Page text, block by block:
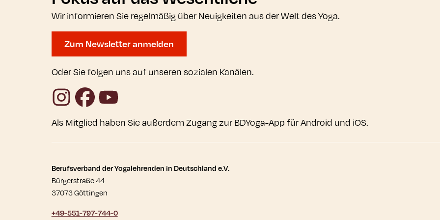
Wir informieren Sie regelmäßig über Neuigkeiten aus der Welt des Yoga.
Zum Newsletter anmelden
Oder Sie folgen uns auf unseren sozialen Kanälen.
InstagramFacebook
YouTube
Als Mitglied haben Sie außerdem Zugang zur BDYoga-App für Android und iOS.
Kontaktdaten und weitere Links
Berufsverband der Yogalehrenden in Deutschland e.V.
Bürgerstraße 44
37073 Göttingen
+49-551-797-744-0